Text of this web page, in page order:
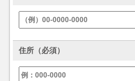
住所（必須）